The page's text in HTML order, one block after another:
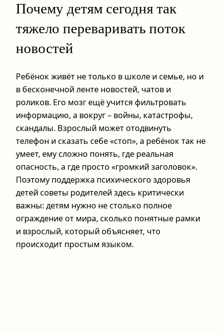
Почему детям сегодня так
тяжело переваривать поток
новостей
Ребёнок живёт не только в школе и семье, но и
в бесконечной ленте новостей, чатов и
роликов. Его мозг ещё учится фильтровать
информацию, а вокруг – войны, катастрофы,
скандалы. Взрослый может отодвинуть
телефон и сказать себе «стоп», а ребёнок так не
умеет, ему сложно понять, где реальная
опасность, а где просто «громкий заголовок».
Поэтому поддержка психического здоровья
детей советы родителей здесь критически
важны: детям нужно не столько полное
ограждение от мира, сколько понятные рамки
и взрослый, который объясняет, что
происходит простым языком.